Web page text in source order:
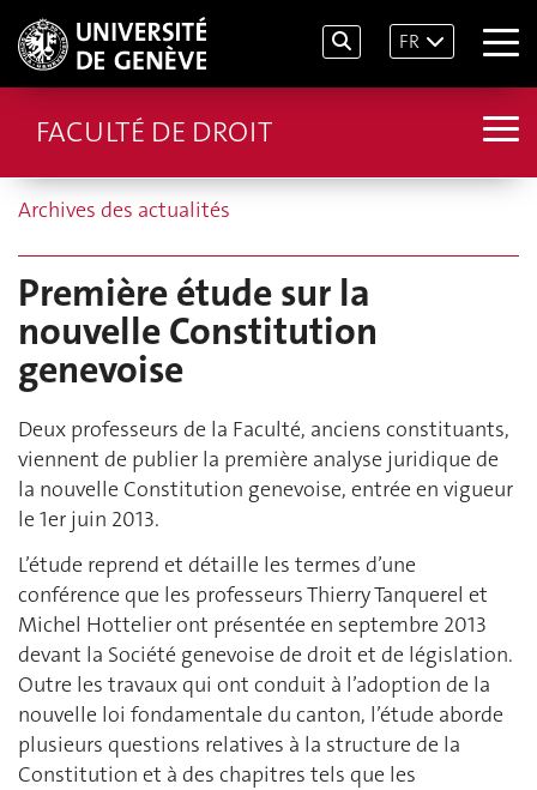
FR
FACULTÉ DE DROIT
Archives des actualités
Première étude sur la
nouvelle Constitution
genevoise
Deux professeurs de la Faculté, anciens constituants,
viennent de publier la première analyse juridique de
la nouvelle Constitution genevoise, entrée en vigueur
le 1er juin 2013.
L’étude reprend et détaille les termes d’une
conférence que les professeurs Thierry Tanquerel et
Michel Hottelier ont présentée en septembre 2013
devant la Société genevoise de droit et de législation.
Outre les travaux qui ont conduit à l’adoption de la
nouvelle loi fondamentale du canton, l’étude aborde
plusieurs questions relatives à la structure de la
Constitution et à des chapitres tels que les